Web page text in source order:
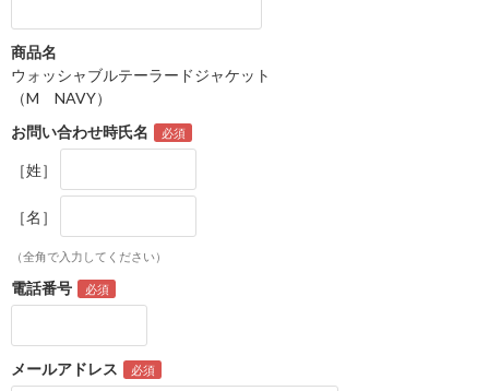
商品名
ウォッシャブルテーラードジャケット
（M NAVY）
お問い合わせ時氏名
［姓］
［名］
（全角で入力してください）
電話番号
メールアドレス